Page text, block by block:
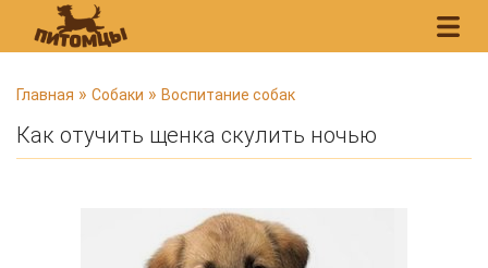
В
ы
з
Главная » Собаки » Воспитание собак
Как отучить щенка скулить ночью